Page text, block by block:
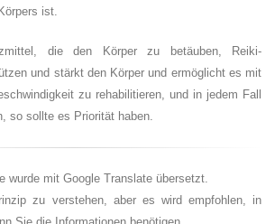
ist.
die den Körper zu betäuben, Reiki-
und stärkt den Körper und ermöglicht es mit
zu rehabilitieren, und in jedem Fall
so sollte es Priorität haben.
wurde mit Google Translate übersetzt.
zu verstehen, aber es wird empfohlen, in